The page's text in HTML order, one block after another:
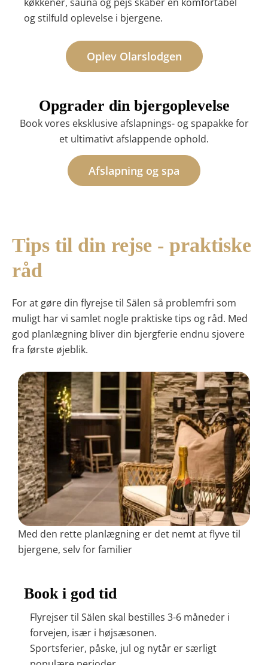
og stilfuld oplevelse i bjergene.
Oplev Olarslodgen
Opgrader din bjergoplevelse
Book vores eksklusive afslapnings- og spapakke for
et ultimativt afslappende ophold.
Afslapning og spa
Tips til din rejse - praktiske
råd
For at gøre din flyrejse til Sälen så problemfri som
muligt har vi samlet nogle praktiske tips og råd. Med
god planlægning bliver din bjergferie endnu sjovere
fra første øjeblik.
Med den rette planlægning er det nemt at flyve til
bjergene, selv for familier
Book i god tid
Flyrejser til Sälen skal bestilles 3-6 måneder i
forvejen, især i højsæsonen.
Sportsferier, påske, jul og nytår er særligt